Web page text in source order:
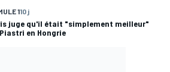
110 j
juge qu'il était "simplement meilleur"
en Hongrie